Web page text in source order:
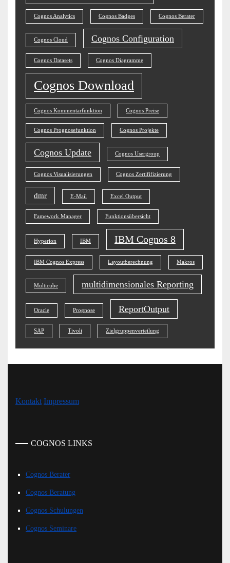
Cognos Analytics Cognos Badges Cognos Berater
Cognos Cloud Cognos Configuration
Cognos Datasets Cognos Diagramme
Cognos Download
Cognos Kommentarfunktion Cognos Preise
Cognos Prognosefunktion Cognos Projekte
Cognos Update Cognos Usergroup
Cognos Visualisierungen Cognos Zertififizierung
dmr E-Mail Excel Output
Famework Manager Funktionsübersicht
Hyperion IBM IBM Cognos 8
IBM Cognos Express Layoutberechnung Makros
Multicube multidimensionales Reporting
Oracle Prognose ReportOutput
SAP Tivoli Zielgruppenverteilung
Kontakt Impressum
COGNOS LINKS
Cognos Berater
Cognos Beratung
Cognos Schulungen
Cognos Seminare